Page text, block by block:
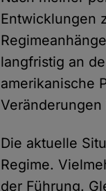
Entwicklungen
langfristig an
amerikanische
Die aktuelle
Regime.
der Führung.